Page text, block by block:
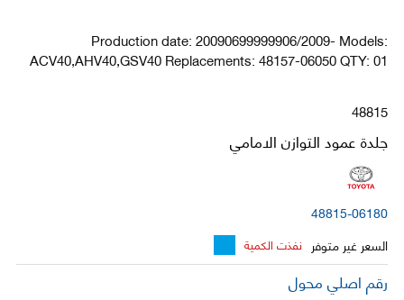
Production date: 20090699999906/2009- Models:
ACV40,AHV40,GSV40 Replacements: 48157-06050 QTY: 01
48815
جلدة عمود التوازن الامامي
48815-06180
السعر غير متوفر نفذت الكمية
رقم اصلي محول